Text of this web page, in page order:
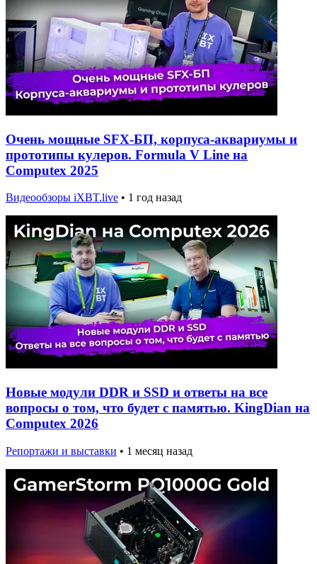
Очень мощные SFX-БП, корпуса-аквариумы и
прототипы кулеров. Formula V Line на
Computex 2025
Видеообзоры iXBT.live • 1 год назад
Новые модули DDR и SSD и ответы на все
вопросы о том, что будет с памятью. KingDian на
Computex 2026
Репортажи и выставки • 1 месяц назад